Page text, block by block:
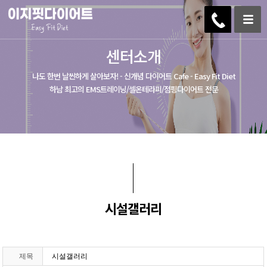
센터소개
나도 한번 날씬하게 살아보자! - 신개념 다이어트 Cafe - Easy Fit Diet
하남 최고의 EMS트레이닝/셀온테라피/점핑다이어트 전문
시설갤러리
제목 시설갤러리